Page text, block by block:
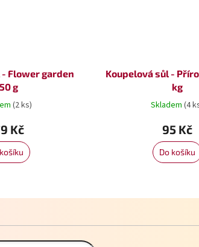
Flower garden
g
(2 ks)
Kč
Koupelová sůl -
kg
Skladem(4
95 Kč
Do košíku